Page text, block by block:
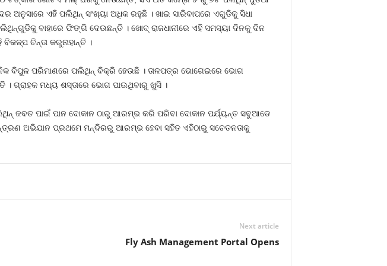
ଅନୁସାରେ ଏହି ପଲିଥିନ୍‍ ସଂଖ୍ୟା ଅଧିକ ରହୁଛି । ଖାଇ ସାରିବାପରେ ଏଗୁଡିକୁ ସିଧା
ବାହାରେ ଫିଙ୍ଗି ଦେଉଛନ୍ତି । ଖୋଦ୍‍ ରାଜଧାନୀରେ ଏହି ସମସ୍ୟା ଦିନକୁ ଦିନ
ଚିନ୍ତା କରୁନାହାନ୍ତି ।
ବିପୁଳ ପରିମାଣରେ ପଲିଥିନ୍‍ ବିକ୍ରି ହେଉଛି । ତାଳପତ୍ର ଭୋଗେଇରେ ଭୋଗ
ଗ୍ରାହକ ମଧ୍ୟ ଶସ୍ତାରେ ଭୋଗ ପାଉଥିବାରୁ ଖୁସି ।
ଜବତ ପାଇଁ ପାନ ଦୋକାନ ଠାରୁ ଆରମ୍ଭ କରି ପରିବା ଦୋକାନ ପର୍ଯ୍ୟନ୍ତ ସବୁଆଡେ
ଅଭିଯାନ ପ୍ରଥମେ ମନ୍ଦିରରୁ ଆରମ୍ଭ ହେବା ସହିତ ଏହିଠାରୁ ସଚେତନତାକୁ
Next article
Fly Ash Management Portal Opens